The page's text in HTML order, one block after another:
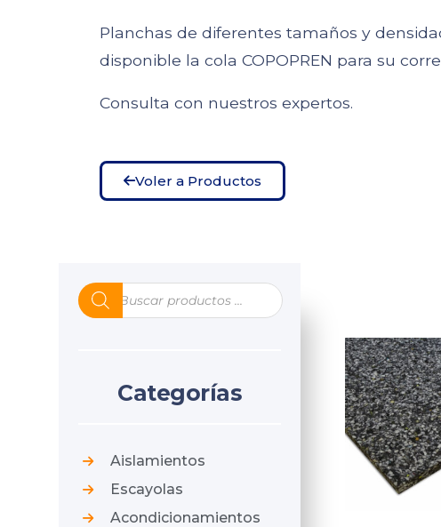
Planchas de diferentes tamaños y
disponible la cola COPOPREN para su
Consulta con nuestros expertos.
Voler a Productos
Categorías
Aislamientos
Escayolas
Acondicionamientos